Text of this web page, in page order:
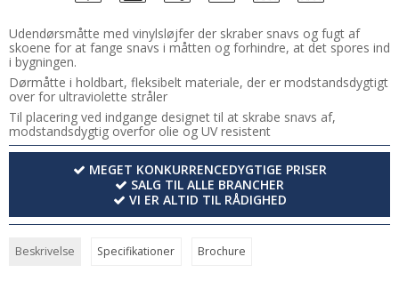
Udendørsmåtte med vinylsløjfer der skraber snavs og fugt af
skoene for at fange snavs i måtten og forhindre, at det spores ind
i bygningen.
Dørmåtte i holdbart, fleksibelt materiale, der er modstandsdygtigt
over for ultraviolette stråler
Til placering ved indgange designet til at skrabe snavs af,
modstandsdygtig overfor olie og UV resistent
MEGET KONKURRENCEDYGTIGE PRISER
SALG TIL ALLE BRANCHER
VI ER ALTID TIL RÅDIGHED
Beskrivelse Specifikationer Brochure